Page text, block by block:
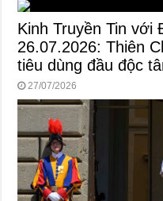
Kinh Truyền Tin với
26.07.2026: Thiên
tiêu dùng đầu độc
27/07/2026